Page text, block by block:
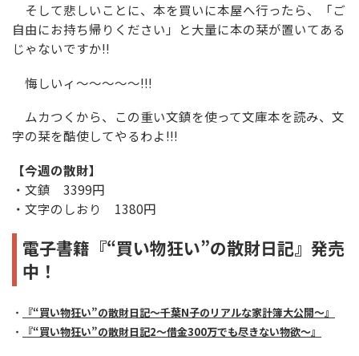
そして悲しいことに、本を買いに本屋へ行ったら、「ご
自由にお持ち帰りください」と大量に本の栞が置いてある
じゃないですか!!
悔しいィ～～～～～!!!
ムカつくから、この重い文鎮を使って文庫本を読み、文
字の栞を酷使してやるわよ!!!
【今週の散財】
・文鎮 3399円
・文字のしおり 1380円
電子書籍『“買い物狂い”の散財日記』発売
中！
・
『“買い物狂い”の散財日記～千葉N子のリアルな家計簿大公開～』
・
『“買い物狂い”の散財日記2～借金300万でも尽きない物欲～』